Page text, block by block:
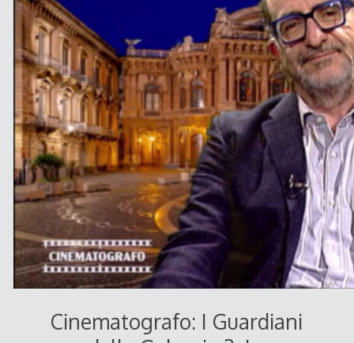
Cinematografo: I Guardiani